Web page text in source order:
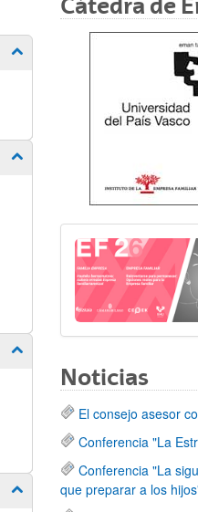
Mostrar/ocultar subpáginas
Mostrar/ocultar subpáginas
Mostrar/ocultar subpáginas
Mostrar/ocultar subpáginas
Cátedra de
Noticias
El consejo asesor
Conferencia "La
Conferencia "La
que preparar a los